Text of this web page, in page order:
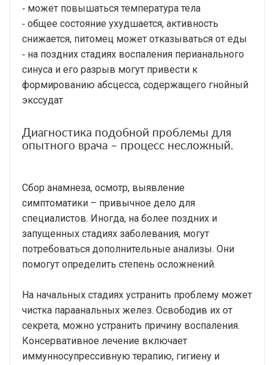
⁃ может повышаться температура тела
⁃ общее состояние ухудшается, активность
снижается, питомец может отказываться от еды
⁃ на поздних стадиях воспаления перианального
синуса и его разрыв могут привести к
формированию абсцесса, содержащего гнойный
экссудат
Диагностика подобной проблемы для
опытного врача – процесс несложный.
Сбор анамнеза, осмотр, выявление
симптоматики – привычное дело для
специалистов. Иногда, на более поздних и
запущенных стадиях заболевания, могут
потребоваться дополнительные анализы. Они
помогут определить степень осложнений.
На начальных стадиях устранить проблему может
чистка параанальных желез. Освободив их от
секрета, можно устранить причину воспаления.
Консервативное лечение включает
иммунносупрессивную терапию, гигиену и